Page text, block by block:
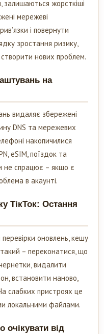
залишаються жорсткіші
мережеві
і повернути
зростання ризику,
нових проблем.
на
видаляє збережені
DNS та мережевих
накопичилися
eSIM, поїздок та
не спрацює – якщо є
в акаунті.
ТікТок: Остання
оновлень, кешу
– переконатися, що
видалити
встановити наново,
слабких пристроях це
локальними файлами.
очікувати від